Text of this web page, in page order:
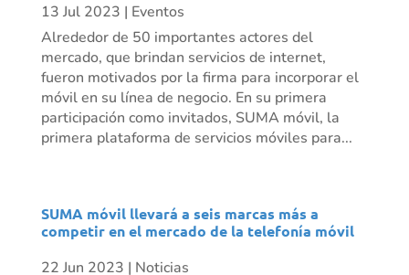
13 Jul 2023 | Eventos
Alrededor de 50 importantes actores del
mercado, que brindan servicios de internet,
fueron motivados por la firma para incorporar el
móvil en su línea de negocio. En su primera
participación como invitados, SUMA móvil, la
primera plataforma de servicios móviles para...
SUMA móvil llevará a seis marcas más a
competir en el mercado de la telefonía móvil
22 Jun 2023 | Noticias